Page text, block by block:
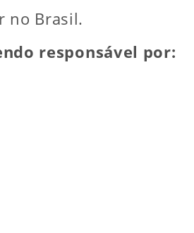
no Brasil.
responsável por: